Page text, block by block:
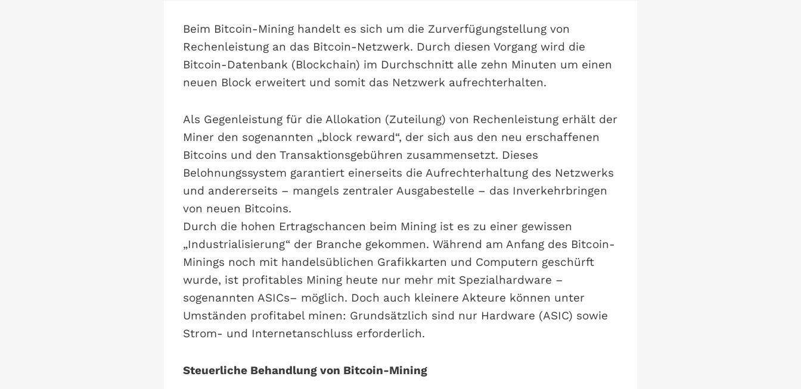
Beim Bitcoin-Mining handelt es sich um die Zurverfügungstellung von
Rechenleistung an das Bitcoin-Netzwerk. Durch diesen Vorgang wird die
Bitcoin-Datenbank (Blockchain) im Durchschnitt alle zehn Minuten um einen
neuen Block erweitert und somit das Netzwerk aufrechterhalten.
Als Gegenleistung für die Allokation (Zuteilung) von Rechenleistung erhält der
Miner den sogenannten „block reward“, der sich aus den neu erschaffenen
Bitcoins und den Transaktionsgebühren zusammensetzt. Dieses
Belohnungssystem garantiert einerseits die Aufrechterhaltung des Netzwerks
und andererseits – mangels zentraler Ausgabestelle – das Inverkehrbringen
von neuen Bitcoins.
Durch die hohen Ertragschancen beim Mining ist es zu einer gewissen
„Industrialisierung“ der Branche gekommen. Während am Anfang des Bitcoin-
Minings noch mit handelsüblichen Grafikkarten und Computern geschürft
wurde, ist profitables Mining heute nur mehr mit Spezialhardware –
sogenannten ASICs– möglich. Doch auch kleinere Akteure können unter
Umständen profitabel minen: Grundsätzlich sind nur Hardware (ASIC) sowie
Strom- und Internetanschluss erforderlich.
Steuerliche Behandlung von Bitcoin-Mining